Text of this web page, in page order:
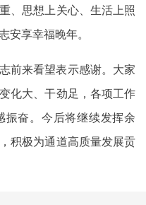
、思想上关心、生活上照
安享幸福晚年。
前来看望表示感谢。大家
化大、干劲足，各项工作
奋。今后将继续发挥余
积极为通道高质量发展贡